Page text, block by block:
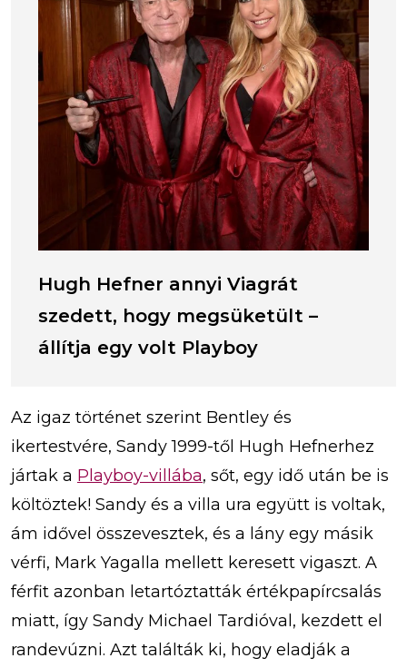
Hugh Hefner annyi Viagrát
szedett, hogy megsüketült –
állítja egy volt Playboy
Az igaz történet szerint Bentley és
ikertestvére, Sandy 1999-től Hugh Hefnerhez
jártak a Playboy-villába, sőt, egy idő után be is
költöztek! Sandy és a villa ura együtt is voltak,
ám idővel összevesztek, és a lány egy másik
vérfi, Mark Yagalla mellett keresett vigaszt. A
férfit azonban letartóztatták értékpapírcsalás
miatt, így Sandy Michael Tardióval, kezdett el
randevúzni. Azt találták ki, hogy eladják a